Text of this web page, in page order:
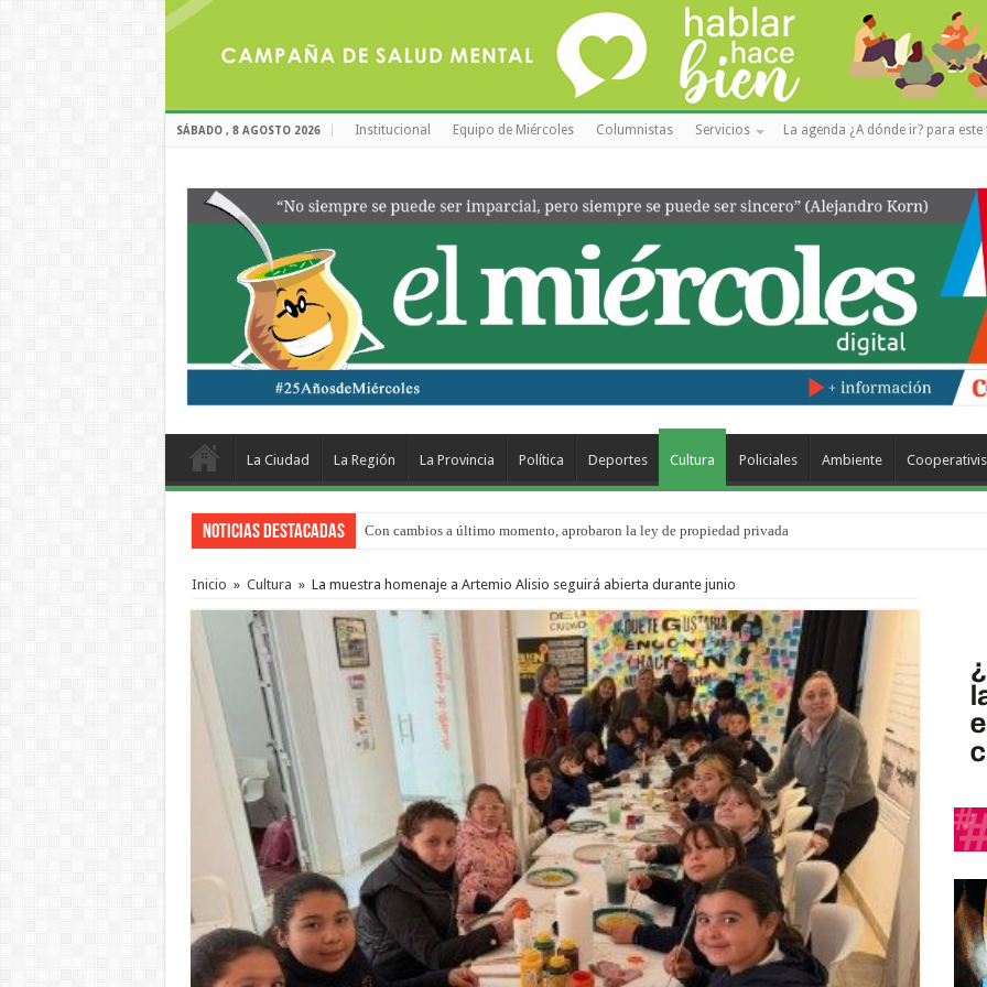
SÁBADO , 8 AGOSTO 2026 Institucional Equipo de Miércoles Columnistas Servicios La agenda ¿A dónde ir? para este
La Ciudad La Región La Provincia Política Deportes Cultura Policiales Ambiente
Noticias Destacadas Adopción en Entre Ríos: el 35% de los 90 niños, niñas y adolescentes que esperan una familia tiene
Inicio » Cultura » La muestra homenaje a Artemio Alisio seguirá abierta durante junio